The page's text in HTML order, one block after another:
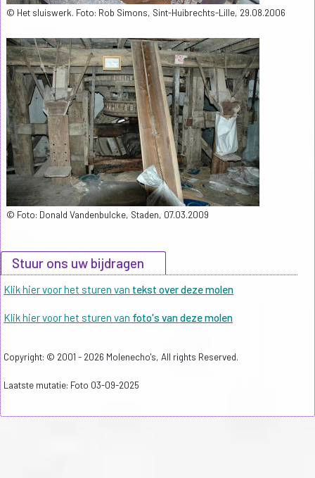
© Het sluiswerk. Foto: Rob Simons, Sint-Huibrechts-Lille, 29.08.2006
© Foto: Donald Vandenbulcke, Staden, 07.03.2009
Stuur ons uw bijdragen
Klik hier voor het sturen van tekst over deze molen
Klik hier voor het sturen van foto's van deze molen
Copyright: © 2001 - 2026 Molenecho's, All rights Reserved.
Laatste mutatie: Foto 03-09-2025